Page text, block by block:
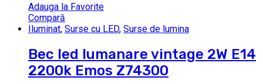
Adauga la Favorite
Compară
Iluminat, Surse cu LED, Surse de lumina
Bec led lumanare vintage 2W E14
2200k Emos Z74300